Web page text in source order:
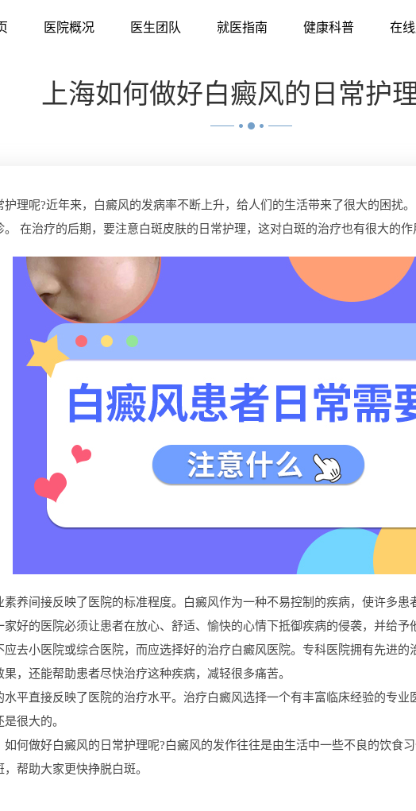
医院概况 医生团队 就医指南 健康科普 在
上海如何做好白癜风的日常护
呢?近年来，白癜风的发病率不断上升，给人们的生活带来了很大的困扰
在治疗的后期，要注意白斑皮肤的日常护理，这对白斑的治疗也有很大的
间接反映了医院的标准程度。白癜风作为一种不易控制的疾病，使许多患
好的医院必须让患者在放心、舒适、愉快的心情下抵御疾病的侵袭，并给予
小医院或综合医院，而应选择好的治疗白癜风医院。专科医院拥有先进的
，还能帮助患者尽快治疗这种疾病，减轻很多痛苦。
直接反映了医院的治疗水平。治疗白癜风选择一个有丰富临床经验的专业
很大的。
如何做好白癜风的日常护理呢?白癜风的发作往往是由生活中一些不良的饮食
帮助大家更快挣脱白斑。